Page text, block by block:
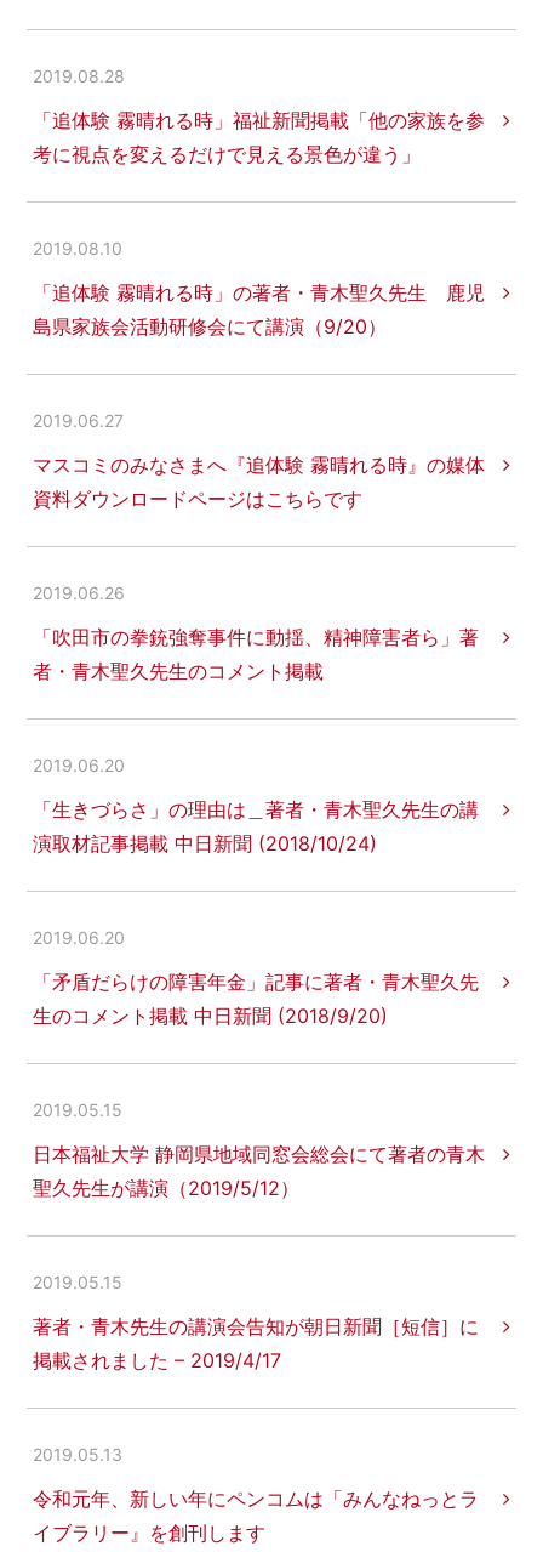
2019.08.28
「追体験 霧晴れる時」福祉新聞掲載「他の家族を参
考に視点を変えるだけで見える景色が違う」
2019.08.10
「追体験 霧晴れる時」の著者・青木聖久先生 鹿児
島県家族会活動研修会にて講演（9/20）
2019.06.27
マスコミのみなさまへ『追体験 霧晴れる時』の媒体
資料ダウンロードページはこちらです
2019.06.26
「吹田市の拳銃強奪事件に動揺、精神障害者ら」著
者・青木聖久先生のコメント掲載
2019.06.20
「生きづらさ」の理由は＿著者・青木聖久先生の講
演取材記事掲載 中日新聞 (2018/10/24)
2019.06.20
「矛盾だらけの障害年金」記事に著者・青木聖久先
生のコメント掲載 中日新聞 (2018/9/20)
2019.05.15
日本福祉大学 静岡県地域同窓会総会にて著者の青木
聖久先生が講演（2019/5/12）
2019.05.15
著者・青木先生の講演会告知が朝日新聞［短信］に
掲載されました – 2019/4/17
2019.05.13
令和元年、新しい年にペンコムは「みんなねっとラ
イブラリー』を創刊します